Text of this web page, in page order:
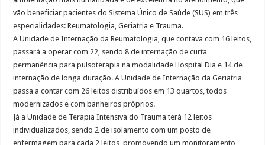
vão beneficiar pacientes do Sistema Único de Saúde (SUS) em três
especialidades: Reumatologia, Geriatria e Trauma.
A Unidade de Internação da Reumatologia, que contava com 16 leitos,
passará a operar com 22, sendo 8 de internação de curta
permanência para pulsoterapia na modalidade Hospital Dia e 14 de
internação de longa duração. A Unidade de Internação da Geriatria
passa a contar com 26 leitos distribuídos em 13 quartos, todos
modernizados e com banheiros próprios.
Já a Unidade de Terapia Intensiva do Trauma terá 12 leitos
individualizados, sendo 2 de isolamento com um posto de
enfermagem para cada 2 leitos, promovendo um monitoramento